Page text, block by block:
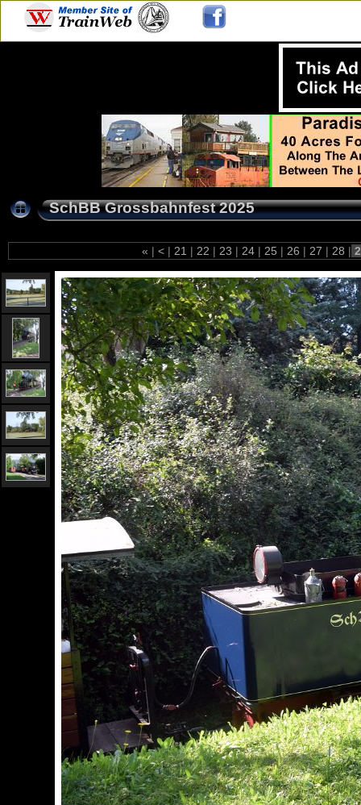
SchBB Grossbahnfest 2025
« | < | 21 | 22 | 23 | 24 | 25 | 26 | 27 | 28 |